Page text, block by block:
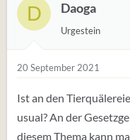
D Daoga
Urgestein
20 September 2021
Ist an den
usual? An der
diesem Thema kann